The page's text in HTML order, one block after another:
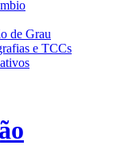
de Grau
e TCCs